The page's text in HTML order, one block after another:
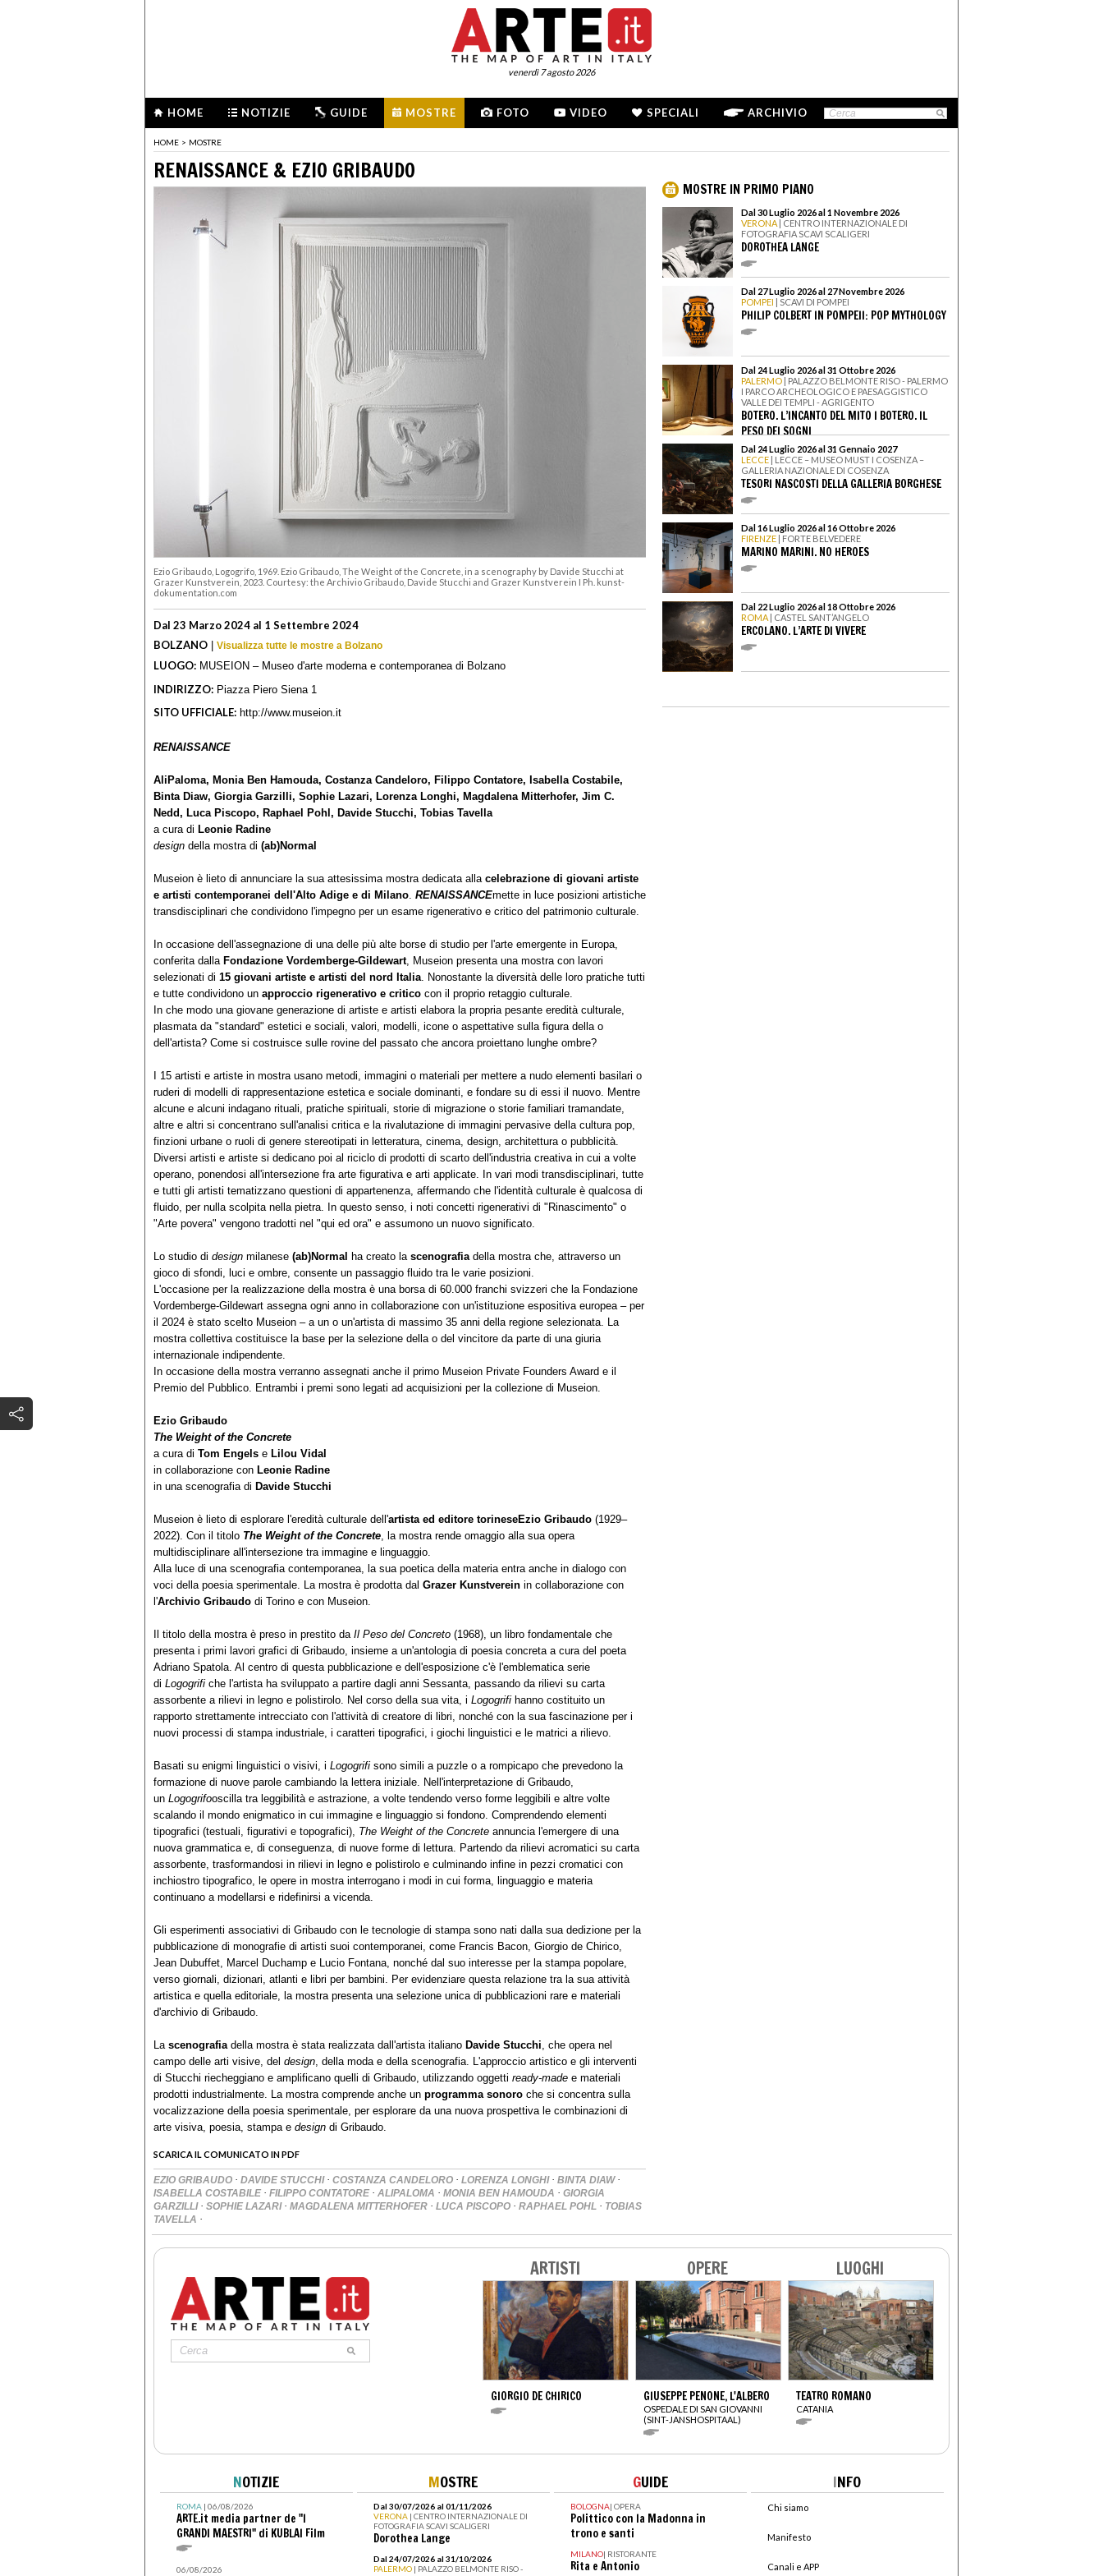
venerdì 7 agosto 2026
HOME NOTIZIE GUIDE MOSTRE FOTO VIDEO SPECIALI ARCHIVIO
HOME > MOSTRE
RENAISSANCE & EZIO GRIBAUDO
Ezio Gribaudo, Logogrifo, 1969. Ezio Gribaudo, The Weight of the Concrete, in a scenography by Davide Stucchi at
Grazer Kunstverein, 2023. Courtesy: the Archivio Gribaudo, Davide Stucchi and Grazer Kunstverein I Ph. kunst-
dokumentation.com
Dal 23 Marzo 2024 al 1 Settembre 2024
BOLZANO | Visualizza tutte le mostre a Bolzano
LUOGO: MUSEION – Museo d'arte moderna e contemporanea di Bolzano
INDIRIZZO: Piazza Piero Siena 1
SITO UFFICIALE: http://www.museion.it
RENAISSANCE
AliPaloma, Monia Ben Hamouda, Costanza Candeloro, Filippo Contatore, Isabella Costabile,
Binta Diaw, Giorgia Garzilli, Sophie Lazari, Lorenza Longhi, Magdalena Mitterhofer, Jim C.
Nedd, Luca Piscopo, Raphael Pohl, Davide Stucchi, Tobias Tavella
a cura di Leonie Radine
design della mostra di (ab)Normal
Museion è lieto di annunciare la sua attesissima mostra dedicata alla celebrazione di giovani artiste
e artisti contemporanei dell'Alto Adige e di Milano RENAISSANCEmette in luce posizioni artistiche
transdisciplinari che condividono l'impegno per un esame rigenerativo e critico del patrimonio culturale.
In occasione dell'assegnazione di una delle più alte borse di studio per l'arte emergente in Europa,
conferita dalla Fondazione Vordemberge-Gildewart, Museion presenta una mostra con lavori
selezionati di 15 giovani artiste e artisti del nord Italia . Nonostante la diversità delle loro pratiche tutti
e tutte condividono un approccio rigenerativo e critico con il proprio retaggio culturale.
In che modo una giovane generazione di artiste e artisti elabora la propria pesante eredità culturale,
plasmata da "standard" estetici e sociali, valori, modelli, icone o aspettative sulla figura della o
dell'artista? Come si costruisce sulle rovine del passato che ancora proiettano lunghe ombre?
I 15 artisti e artiste in mostra usano metodi, immagini o materiali per mettere a nudo elementi basilari o
ruderi di modelli di rappresentazione estetica e sociale dominanti, e fondare su di essi il nuovo. Mentre
alcune e alcuni indagano rituali, pratiche spirituali, storie di migrazione o storie familiari tramandate,
altre e altri si concentrano sull'analisi critica e la rivalutazione di immagini pervasive della cultura pop,
finzioni urbane o ruoli di genere stereotipati in letteratura, cinema, design, architettura o pubblicità.
Diversi artisti e artiste si dedicano poi al riciclo di prodotti di scarto dell'industria creativa in cui a volte
operano, ponendosi all'intersezione fra arte figurativa e arti applicate. In vari modi transdisciplinari, tutte
e tutti gli artisti tematizzano questioni di appartenenza, affermando che l'identità culturale è qualcosa di
fluido, per nulla scolpita nella pietra. In questo senso, i noti concetti rigenerativi di "Rinascimento" o
"Arte povera" vengono tradotti nel "qui ed ora" e assumono un nuovo significato.
Lo studio di design milanese (ab)Normal ha creato la scenografia della mostra che, attraverso un
gioco di sfondi, luci e ombre, consente un passaggio fluido tra le varie posizioni.
L'occasione per la realizzazione della mostra è una borsa di 60.000 franchi svizzeri che la Fondazione
Vordemberge-Gildewart assegna ogni anno in collaborazione con un'istituzione espositiva europea – per
il 2024 è stato scelto Museion – a un o un'artista di massimo 35 anni della regione selezionata. La
mostra collettiva costituisce la base per la selezione della o del vincitore da parte di una giuria
internazionale indipendente.
In occasione della mostra verranno assegnati anche il primo Museion Private Founders Award e il
Premio del Pubblico. Entrambi i premi sono legati ad acquisizioni per la collezione di Museion.
Ezio Gribaudo
The Weight of the Concrete
a cura di Tom Engels e Lilou Vidal
in collaborazione con Leonie Radine
in una scenografia di Davide Stucchi
Museion è lieto di esplorare l'eredità culturale dell'artista ed editore torineseEzio Gribaudo (1929–
2022). Con il titolo The Weight of the Concrete , la mostra rende omaggio alla sua opera
multidisciplinare all'intersezione tra immagine e linguaggio.
Alla luce di una scenografia contemporanea, la sua poetica della materia entra anche in dialogo con
voci della poesia sperimentale. La mostra è prodotta dal Grazer Kunstverein in collaborazione con
l'Archivio Gribaudo di Torino e con Museion.
Il titolo della mostra è preso in prestito da Il Peso del Concreto (1968), un libro fondamentale che
presenta i primi lavori grafici di Gribaudo, insieme a un'antologia di poesia concreta a cura del poeta
Adriano Spatola. Al centro di questa pubblicazione e dell'esposizione c'è l'emblematica serie
di Logogrifi che l'artista ha sviluppato a partire dagli anni Sessanta, passando da rilievi su carta
assorbente a rilievi in legno e polistirolo. Nel corso della sua vita, i Logogrifi hanno costituito un
rapporto strettamente intrecciato con l'attività di creatore di libri, nonché con la sua fascinazione per i
nuovi processi di stampa industriale, i caratteri tipografici, i giochi linguistici e le matrici a rilievo.
Basati su enigmi linguistici o visivi, i Logogrifi sono simili a puzzle o a rompicapo che prevedono la
formazione di nuove parole cambiando la lettera iniziale. Nell'interpretazione di Gribaudo,
un Logogrifooscilla tra leggibilità e astrazione, a volte tendendo verso forme leggibili e altre volte
scalando il mondo enigmatico in cui immagine e linguaggio si fondono. Comprendendo elementi
tipografici (testuali, figurativi e topografici), The Weight of the Concrete annuncia l'emergere di una
nuova grammatica e, di conseguenza, di nuove forme di lettura. Partendo da rilievi acromatici su carta
assorbente, trasformandosi in rilievi in legno e polistirolo e culminando infine in pezzi cromatici con
inchiostro tipografico, le opere in mostra interrogano i modi in cui forma, linguaggio e materia
continuano a modellarsi e ridefinirsi a vicenda.
Gli esperimenti associativi di Gribaudo con le tecnologie di stampa sono nati dalla sua dedizione per la
pubblicazione di monografie di artisti suoi contemporanei, come Francis Bacon, Giorgio de Chirico,
Jean Dubuffet, Marcel Duchamp e Lucio Fontana, nonché dal suo interesse per la stampa popolare,
verso giornali, dizionari, atlanti e libri per bambini. Per evidenziare questa relazione tra la sua attività
artistica e quella editoriale, la mostra presenta una selezione unica di pubblicazioni rare e materiali
d'archivio di Gribaudo.
La scenografia della mostra è stata realizzata dall'artista italiano Davide Stucchi , che opera nel
campo delle arti visive, del design , della moda e della scenografia. L'approccio artistico e gli interventi
di Stucchi riecheggiano e amplificano quelli di Gribaudo, utilizzando oggetti ready-made e materiali
prodotti industrialmente. La mostra comprende anche un programma sonoro che si concentra sulla
vocalizzazione della poesia sperimentale, per esplorare da una nuova prospettiva le combinazioni di
arte visiva, poesia, stampa e design di Gribaudo.
SCARICA IL COMUNICATO IN PDF
EZIO GRIBAUDO · DAVIDE STUCCHI · COSTANZA CANDELORO · LORENZA LONGHI · BINTA DIAW ·
ISABELLA COSTABILE · FILIPPO CONTATORE · ALIPALOMA · MONIA BEN HAMOUDA · GIORGIA
GARZILLI · SOPHIE LAZARI · MAGDALENA MITTERHOFER · LUCA PISCOPO · RAPHAEL POHL · TOBIAS
TAVELLA ·
MOSTRE IN PRIMO PIANO
Dal 30 Luglio 2026 al 1 Novembre 2026
VERONA | CENTRO INTERNAZIONALE DI
FOTOGRAFIA SCAVI SCALIGERI
DOROTHEA LANGE
Dal 27 Luglio 2026 al 27 Novembre 2026
POMPEI | SCAVI DI POMPEI
PHILIP COLBERT IN POMPEII: POP MYTHOLOGY
Dal 24 Luglio 2026 al 31 Ottobre 2026
PALERMO | PALAZZO BELMONTE RISO - PALERMO
I PARCO ARCHEOLOGICO E PAESAGGISTICO
VALLE DEI TEMPLI - AGRIGENTO
BOTERO. L’INCANTO DEL MITO I BOTERO. IL
PESO DEI SOGNI
Dal 24 Luglio 2026 al 31 Gennaio 2027
LECCE | LECCE – MUSEO MUST I COSENZA –
GALLERIA NAZIONALE DI COSENZA
TESORI NASCOSTI DELLA GALLERIA BORGHESE
Dal 16 Luglio 2026 al 16 Ottobre 2026
FIRENZE | FORTE BELVEDERE
MARINO MARINI. NO HEROES
Dal 22 Luglio 2026 al 18 Ottobre 2026
ROMA | CASTEL SANT’ANGELO
ERCOLANO. L’ARTE DI VIVERE
ARTISTI
GIORGIO DE CHIRICO
OPERE
GIUSEPPE PENONE, L'ALBERO
OSPEDALE DI SAN GIOVANNI
(SINT-JANSHOSPITAAL)
LUOGHI
TEATRO ROMANO
CATANIA
NOTIZIE
ROMA| 06/08/2026
ARTE.it media partner de "I
GRANDI MAESTRI" di KUBLAI Film
06/08/2026
MOSTRE
Dal 30/07/2026 al 01/11/2026
VERONA | CENTRO INTERNAZIONALE DI
FOTOGRAFIA SCAVI SCALIGERI
Dorothea Lange
Dal 24/07/2026 al 31/10/2026
PALERMO | PALAZZO BELMONTE RISO -
GUIDE
BOLOGNA| OPERA
Polittico con la Madonna in
trono e santi
MILANO| RISTORANTE
Rita e Antonio
INFO
Chi siamo
Manifesto
Canali e APP